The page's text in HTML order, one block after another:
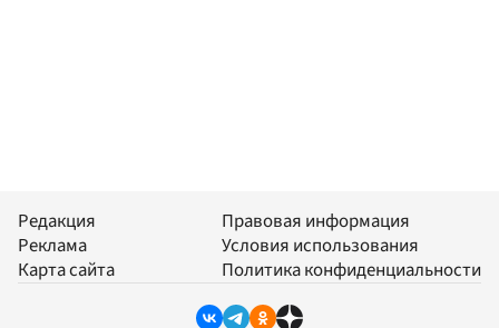
Редакция
Реклама
Карта сайта
Правовая информация
Условия использования
Политика конфиденциальности